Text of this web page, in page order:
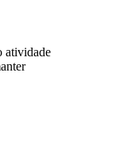
atividade